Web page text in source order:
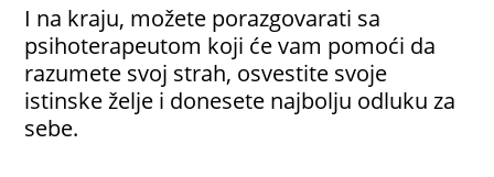
I na kraju, možete porazgovarati sa
psihoterapeutom koji će vam pomoći da
razumete svoj strah, osvestite svoje
istinske želje i donesete najbolju odluku za
sebe.